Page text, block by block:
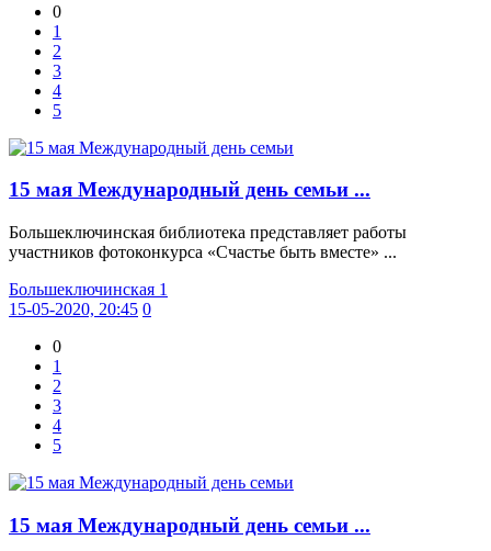
0
1
2
3
4
5
15 мая Международный день семьи ...
Большеключинская библиотека представляет работы
участников фотоконкурса «Счастье быть вместе» ...
Большеключинская 1
15-05-2020, 20:45 0
0
1
2
3
4
5
15 мая Международный день семьи ...